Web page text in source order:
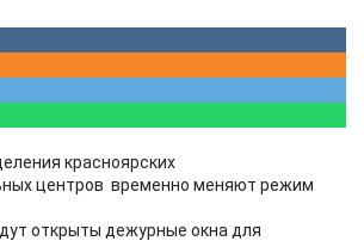
красноярских
центров временно меняют режим
открыты дежурные окна для